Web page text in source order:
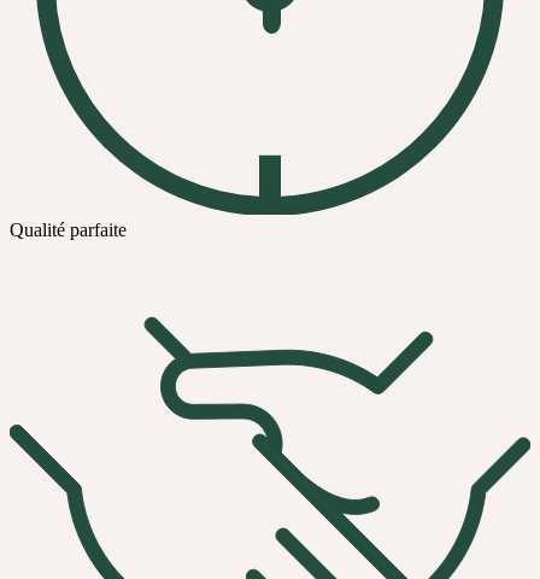
Qualité parfaite